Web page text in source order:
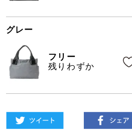
グレー
フリー
残りわずか